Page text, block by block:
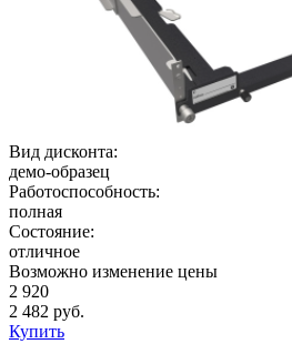
Вид дисконта:
демо-образец
Работоспособность:
полная
Состояние:
отличное
Возможно изменение цены
2 920
2 482 руб.
Купить